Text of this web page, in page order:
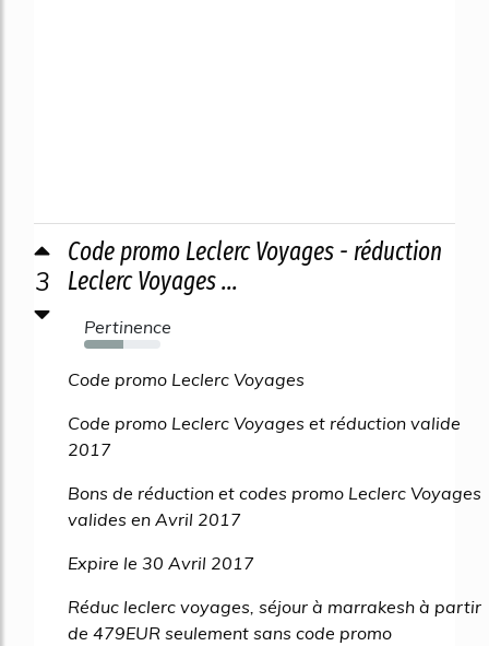
3
Code promo Leclerc Voyages - réduction
Leclerc Voyages ...
Pertinence
51%
Code promo Leclerc Voyages
Code promo Leclerc Voyages et réduction valide
2017
Bons de réduction et codes promo Leclerc Voyages
valides en Avril 2017
Expire le 30 Avril 2017
Réduc leclerc voyages, séjour à marrakesh à partir
de 479EUR seulement sans code promo